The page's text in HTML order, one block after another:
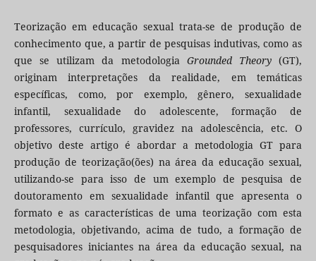
Teorização em educação sexual trata-se de produção de
conhecimento que, a partir de pesquisas indutivas, como as
que se utilizam da metodologia Grounded Theory(GT),
originam interpretações da realidade, em temáticas
específicas, como, por exemplo, gênero, sexualidade
infantil, sexualidade do adolescente, formação de
professores, currículo, gravidez na adolescência, etc. O
objetivo deste artigo é abordar a metodologia GT para
produção de teorização(ões) na área da educação sexual,
utilizando-se para isso de um exemplo de pesquisa de
doutoramento em sexualidade infantil que apresenta o
formato e as características de uma teorização com esta
metodologia, objetivando, acima de tudo, a formação de
pesquisadores iniciantes na área da educação sexual, na